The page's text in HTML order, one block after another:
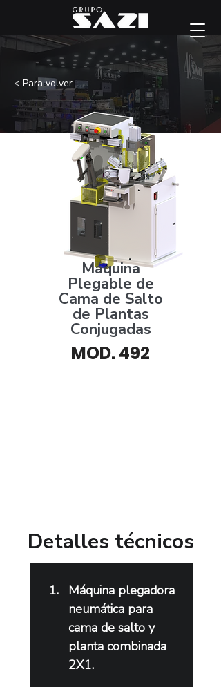
< Para volver
Máquina
Plegable de
Cama de Salto
de Plantas
Conjugadas
MOD. 492
​Detalles técnicos
Máquina plegadora
neumática para
cama de salto y
planta combinada
2X1.